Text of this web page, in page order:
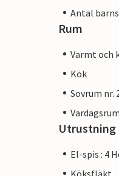
Antal
Rum
Varmt och
Kök
Sovrum nr.
Vardagsrum
Utrustning
El-spis : 4
Köksfläkt